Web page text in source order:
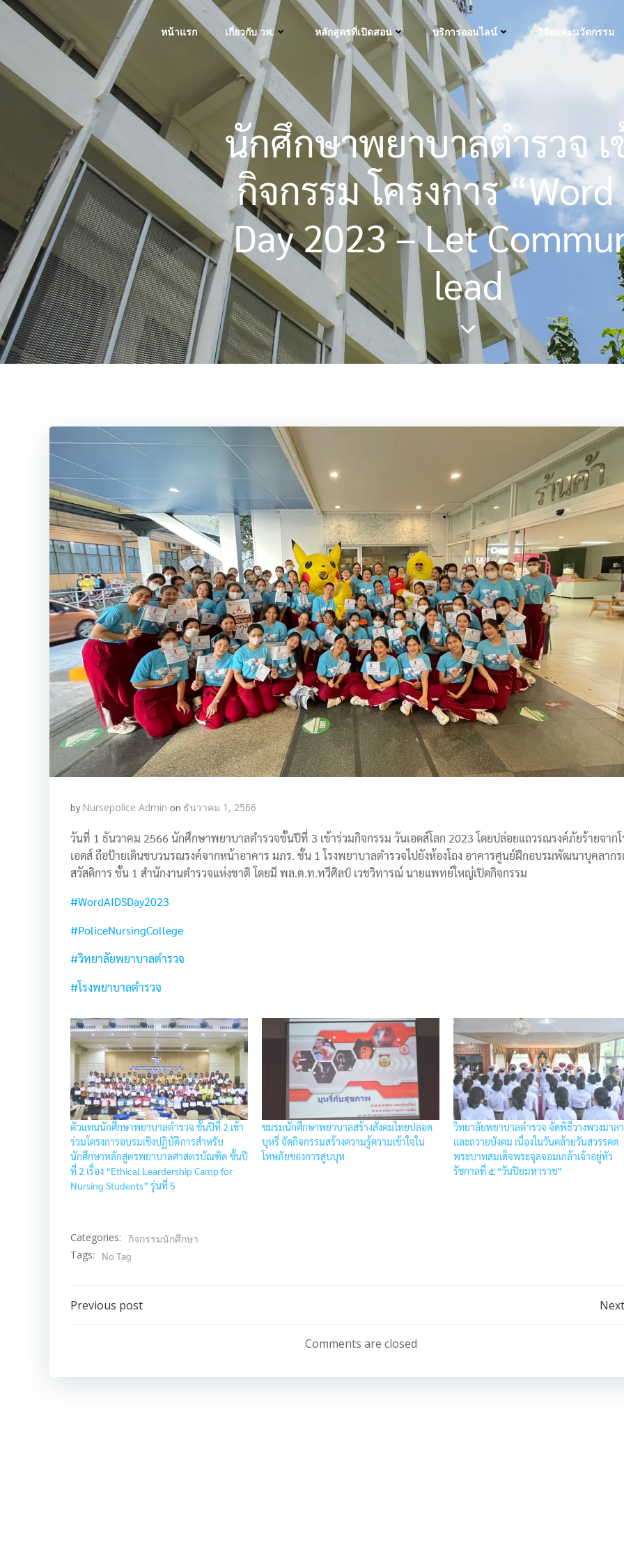
Skip
หน้าแรก เกี่ยวกับ วพ. หลักสูตรที่เปิดสอน บริการออนไลน์ วิจัยและนวัตกรรม
นักศึกษาพยาบาลตำรวจ เ
กิจกรรม โครงการ “Word
Day 2023 – Let
lead
by Nursepolice Admin on ธันวาคม 1, 2566
วันที่ 1 ธันวาคม 2566 นักศึกษาพยาบาลตำรวจชั้นปีที่ 3 เข้าร่วมกิจกรรม วันเอดส์โลก 2023 โดยปล่อยแถวรณรงค์ภัยร้ายจาก
เอดส์ ถือป้ายเดินขบวนรณรงค์จากหน้าอาคาร มภร. ชั้น 1 โรงพยาบาลตำรวจไปยังห้องโถง อาคารศูนย์ฝึกอบรมพัฒนาบุคลาก
สวัสดิการ ชั้น 1 สำนักงานตำรวจแห่งชาติ โดยมี พล.ต.ท.ทวีศิลป์ เวชวิทารณ์ นายแพทย์ใหญ่เปิดกิจกรรม
#WordAIDSDay2023
#PoliceNursingCollege
#วิทยาลัยพยาบาลตำรวจ
#โรงพยาบาลตำรวจ
ตัวแทนนักศึกษาพยาบาลตำรวจ ชั้นปีที่ 2 เข้า
ร่วมโครงการอบรมเชิงปฏิบัติการสำหรับ
นักศึกษาหลักสูตรพยาบาลศาสตรบัณฑิต ชั้นปี
ที่ 2 เรื่อง “Ethical Leardership Camp for
Nursing Students” รุ่นที่ 5
ชมรมนักศึกษาพยาบาลสร้างสังคมไทยปลอด
บุหรี่ จัดกิจกรรมสร้างความรู้ความเข้าใจใน
โทษภัยของการสูบบุห
วิทยาลัยพยาบาลตำรวจ จัดพิธีวางพวงมาลา
และถวายบังคม เนื่องในวันคล้ายวันสวรรคต
พระบาทสมเด็จพระจุลจอมเกล้าเจ้าอยู่หัว
รัชกาลที่ ๕ “วันปิยมหาราช”
Categories: กิจกรรมนักศึกษา
Tags:
No Tag
Post
Previous post
navigation
Comments are closed